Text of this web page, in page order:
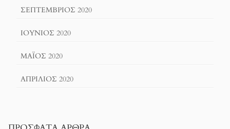
ΣΕΠΤΈΜΒΡΙΟΣ 2020
ΙΟΎΝΙΟΣ 2020
ΜΆΙΟΣ 2020
ΑΠΡΊΛΙΟΣ 2020